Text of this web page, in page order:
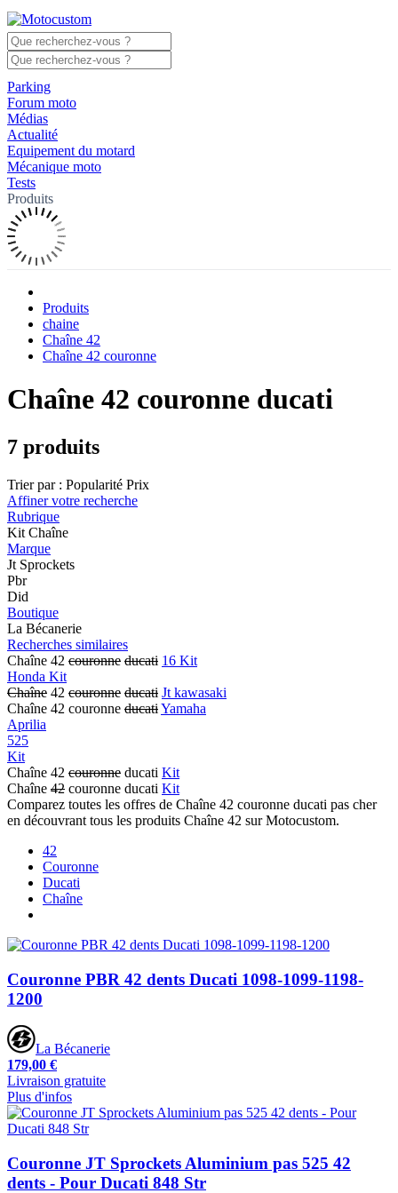
Parking
Forum moto
Médias
Actualité
Equipement du motard
Mécanique moto
Tests
Produits
Produits
chaine
Chaîne 42
Chaîne 42 couronne
Chaîne 42 couronne ducati
7 produits
Trier par : Popularité Prix
Affiner votre recherche
Rubrique
Kit Chaîne
Marque
Jt Sprockets
Pbr
Did
Boutique
La Bécanerie
Recherches similaires
Chaîne 42 couronne ducati 16 Kit
Honda Kit
Chaîne 42 couronne ducati Jt kawasaki
Chaîne 42 couronne ducatiYamaha
Aprilia
525
Kit
Chaîne 42 couronne ducati Kit
Chaîne 42 couronne ducati Kit
Comparez toutes les offres de Chaîne 42 couronne ducati pas cher
en découvrant tous les produits Chaîne 42 sur Motocustom.
42
Couronne
Ducati
Chaîne
Couronne PBR 42 dents Ducati 1098-1099-1198-
1200
La Bécanerie
179,00 €
Livraison gratuite
Plus d'infos
Couronne JT Sprockets Aluminium pas 525 42
dents - Pour Ducati 848 Str